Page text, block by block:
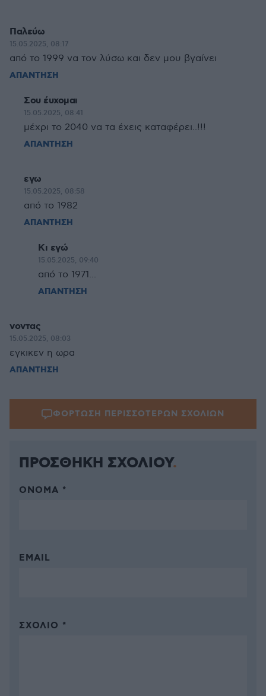
Παλεύω
15.05.2025, 08:17
από το 1999 να τον λύσω και δεν μου βγαίνει
ΑΠΑΝΤΗΣΗ
Σου έυχομαι
15.05.2025, 08:41
μέχρι το 2040 να τα έχεις καταφέρει..!!!
ΑΠΑΝΤΗΣΗ
εγω
15.05.2025, 08:58
από το 1982
ΑΠΑΝΤΗΣΗ
Κι εγώ
15.05.2025, 09:40
από το 1971...
ΑΠΑΝΤΗΣΗ
νοντας
15.05.2025, 08:03
εγκικεν η ωρα
ΑΠΑΝΤΗΣΗ
ΦΟΡΤΩΣΗ ΠΕΡΙΣΣΟΤΕΡΩΝ ΣΧΟΛΙΩΝ
ΠΡΟΣΘΗΚΗ ΣΧΟΛΙΟΥ
ΌΝΟΜΑ *
EMAIL
ΣΧΌΛΙΟ *